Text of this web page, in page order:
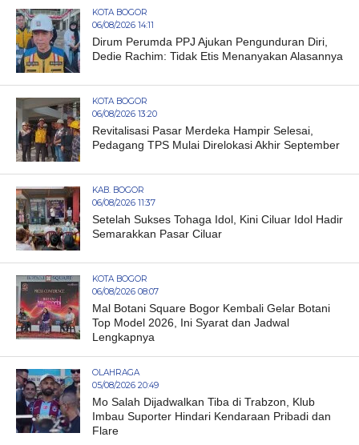
KOTA BOGOR
06/08/2026 14:11
Dirum Perumda PPJ Ajukan Pengunduran Diri,
Dedie Rachim: Tidak Etis Menanyakan Alasannya
KOTA BOGOR
06/08/2026 13:20
Revitalisasi Pasar Merdeka Hampir Selesai,
Pedagang TPS Mulai Direlokasi Akhir September
KAB. BOGOR
06/08/2026 11:37
Setelah Sukses Tohaga Idol, Kini Ciluar Idol Hadir
Semarakkan Pasar Ciluar
KOTA BOGOR
06/08/2026 08:07
Mal Botani Square Bogor Kembali Gelar Botani
Top Model 2026, Ini Syarat dan Jadwal
Lengkapnya
OLAHRAGA
05/08/2026 20:49
Mo Salah Dijadwalkan Tiba di Trabzon, Klub
Imbau Suporter Hindari Kendaraan Pribadi dan
Flare